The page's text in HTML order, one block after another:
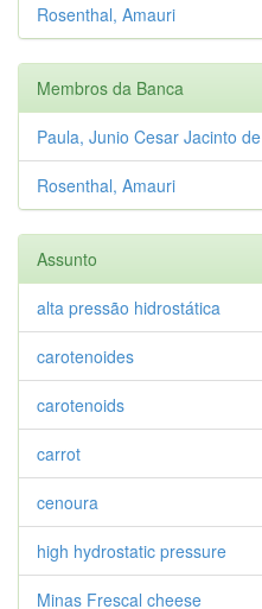
Rosenthal, Amauri
Membros da Banca
Paula, Junio Cesar Jacinto de
Rosenthal, Amauri
Assunto
alta pressão hidrostática
carotenoides
carotenoids
carrot
cenoura
high hydrostatic pressure
Minas Frescal cheese